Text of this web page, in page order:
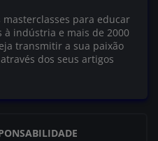
masterclasses para educar
à indústria e mais de 2000
transmitir a sua paixão
dos seus artigos